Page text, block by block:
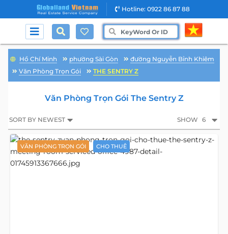
Hotline: 0922 86 87 88
Hồ Chí Minh phường Sài Gòn
đường Nguyễn Bỉnh Khiêm
Văn Phòng Trọn Gói
THE SENTRY Z
Văn Phòng Trọn Gói The Sentry Z
SORT BY NEWEST SHOW 6
VĂN PHÒNG TRỌN GÓI CHO THUÊ